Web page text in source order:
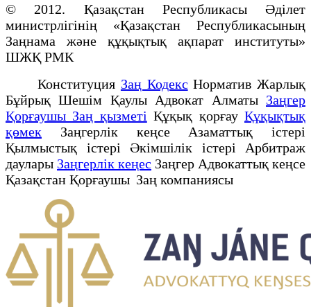
© 2012. Қазақстан Республикасы Әділет
министрлігінің «Қазақстан Республикасының
Заңнама және құқықтық ақпарат институты»
ШЖҚ РМК
Конституция Заң Кодекс Норматив Жарлық
Бұйрық Шешім Қаулы Адвокат Алматы Заңгер
Қорғаушы Заң қызметі Құқық қорғауҚұқықтық
қөмек Заңгерлік кеңсе Азаматтық істері
Қылмыстық істері Әкімшілік істері Арбитраж
даулары Заңгерлік кеңес Заңгер Адвокаттық кеңсе
Қазақстан Қорғаушы Заң компаниясы